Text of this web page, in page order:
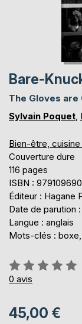
Bare-
The Gloves are
Sylvain Poquet,
Bien-être, cuisine
Couverture dure
116 pages
ISBN :
Éditeur : Hagane
Date de parution :
Langue : anglais
Mots-clés :
Évaluation:
0%
0 avis
45,00 €